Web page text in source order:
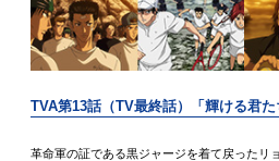
TVA第13話（TV最終話）「輝ける君た
革命軍の証である黒ジャージを着て戻ったリ